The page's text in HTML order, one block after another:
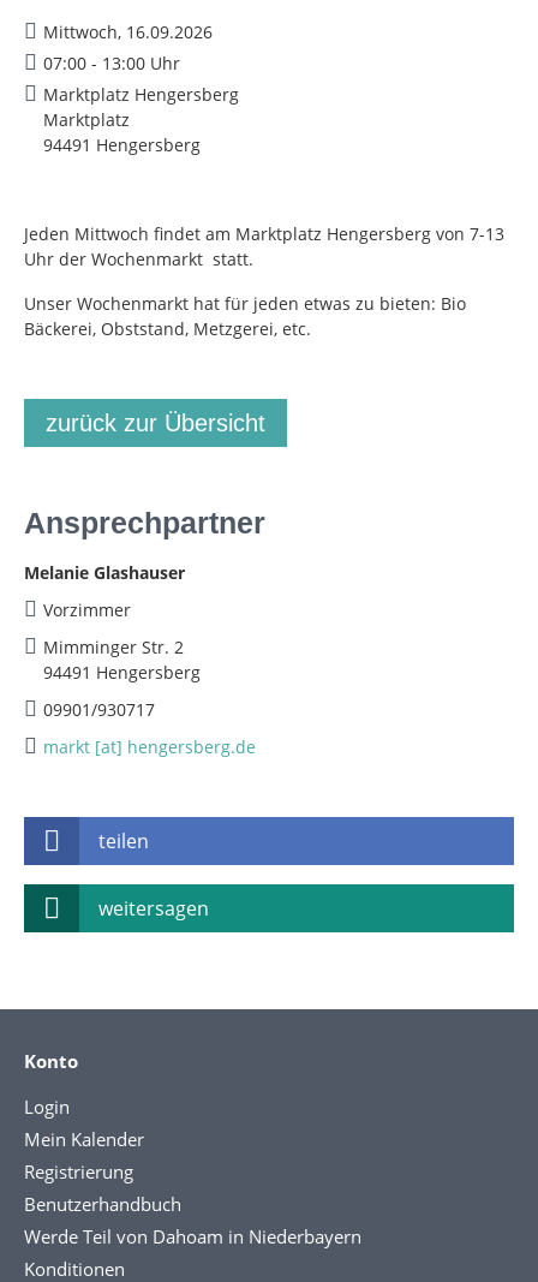
Mittwoch, 16.09.2026
07:00 - 13:00 Uhr
Marktplatz Hengersberg
Marktplatz
94491 Hengersberg
Jeden Mittwoch findet am Marktplatz Hengersberg von 7-13
Uhr der Wochenmarkt statt.
Unser Wochenmarkt hat für jeden etwas zu bieten: Bio
Bäckerei, Obststand, Metzgerei, etc.
zurück zur Übersicht
Ansprechpartner
Melanie Glashauser
Vorzimmer
Mimminger Str. 2
94491 Hengersberg
09901/930717
markt [at] hengersberg.de
teilen
weitersagen
Konto
Login
Mein Kalender
Registrierung
Benutzerhandbuch
Werde Teil von Dahoam in Niederbayern
Konditionen